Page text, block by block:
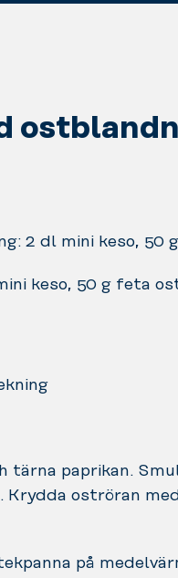
2 dl mini keso, 50
keso, 50 g feta
tärna paprikan.
Krydda oströran
på